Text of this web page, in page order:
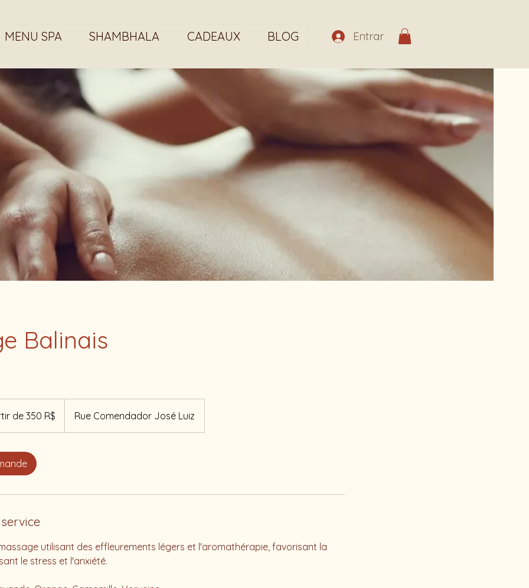
MENU SPA SHAMBHALA CADEAUX BLOG Entrar
Balinais
de 350 R$ Rue Comendador José Luiz
utilisant des effleurements légers et l'aromathérapie, favorisant la
le stress et l'anxiété.